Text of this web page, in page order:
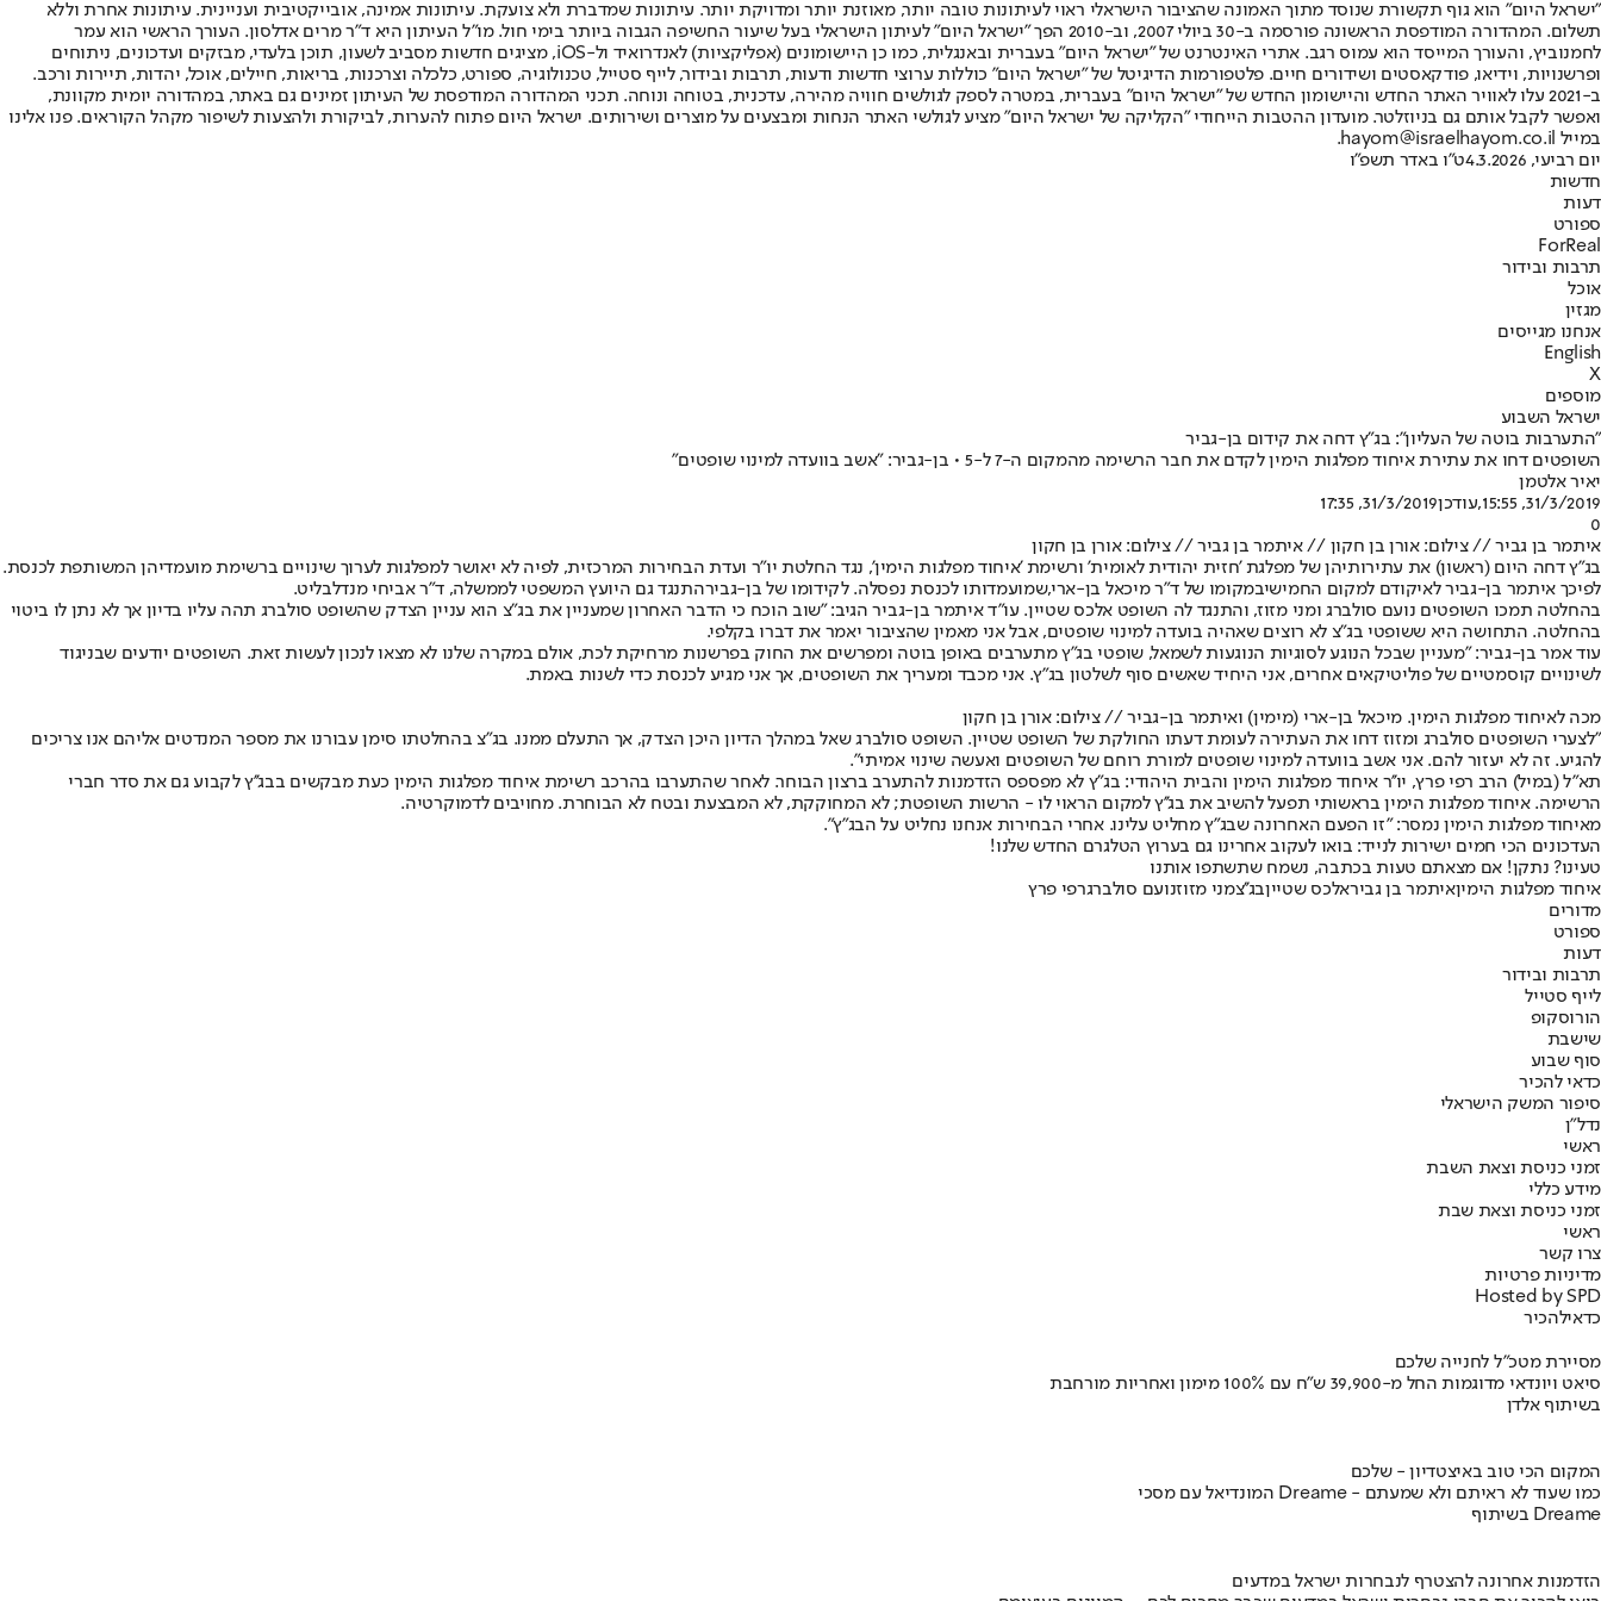
"ישראל היום" הוא גוף תקשורת שנוסד מתוך האמונה שהציבור הישראלי ראוי לעיתונות טובה יותר, מאוזנת יותר ומדויקת יותר. עיתונות שמדברת ולא צועקת. עיתונות אמינה, אובייקטיבית ועניינית. עיתונות אחרת וללא
תשלום. המהדורה המודפסת הראשונה פורסמה ב-30 ביולי 2007, וב-2010 הפך "ישראל היום" לעיתון הישראלי בעל שיעור החשיפה הגבוה ביותר בימי חול. מו"ל העיתון היא ד"ר מרים אדלסון. העורך הראשי הוא עמר
לחמנוביץ, והעורך המייסד הוא עמוס רגב. אתרי האינטרנט של "ישראל היום" בעברית ובאנגלית, כמו כן היישומונים (אפליקציות) לאנדרואיד ול-iOS, מציגים חדשות מסביב לשעון, תוכן בלעדי, מבזקים ועדכונים, ניתוחים
ופרשנויות, וידיאו, פודקאסטים ושידורים חיים. פלטפורמות הדיגיטל של "ישראל היום" כוללות ערוצי חדשות ודעות, תרבות ובידור, לייף סטייל, טכנולוגיה, ספורט, כלכלה וצרכנות, בריאות, חיילים, אוכל, יהדות, תיירות ורכב.
ב-2021 עלו לאוויר האתר החדש והיישומון החדש של "ישראל היום" בעברית, במטרה לספק לגולשים חוויה מהירה, עדכנית, בטוחה ונוחה. תכני המהדורה המודפסת של העיתון זמינים גם באתר, במהדורה יומית מקוונת,
ואפשר לקבל אותם גם בניוזלטר. מועדון ההטבות הייחודי "הקליקה של ישראל היום" מציע לגולשי האתר הנחות ומבצעים על מוצרים ושירותים. ישראל היום פתוח להערות, לביקורת ולהצעות לשיפור מקהל הקוראים. פנו אלינו
במייל hayom@israelhayom.co.il.
יום רביעי, 4.3.2026
ט"ו באדר תשפ"ו
חדשות
דעות
ספורט
ForReal
תרבות ובידור
אוכל
מגזין
אנחנו מגייסים
English
X
מוספים
ישראל השבוע
"התערבות בוטה של העליון": בג"ץ דחה את קידום בן-גביר
השופטים דחו את עתירת איחוד מפלגות הימין לקדם את חבר הרשימה מהמקום ה-7 ל-5 • בן-גביר: "אשב בוועדה למינוי שופטים"
יאיר אלטמן
31/3/2019, 15:55
,עודכן31/3/2019, 17:35
0
איתמר בן גביר // צילום: אורן בן חקון // איתמר בן גביר // צילום: אורן בן חקון
בג"ץ דחה היום (ראשון) את עתירותיהן של מפלגת 'חזית יהודית לאומית' ורשימת 'איחוד מפלגות הימין', נגד החלטת יו"ר ועדת הבחירות המרכזית, לפיה לא יאושר למפלגות לערוך שינויים ברשימת מועמדיהן המשותפת לכנסת.
לפיכך איתמר בן-גביר לאיקודם למקום החמישיבמקומו של ד"ר מיכאל בן-ארי,שמועמדותו לכנסת נפסלה. לקידומו של בן-גבירהתנגד גם היועץ המשפטי לממשלה, ד"ר אביחי מנדלבליט.
בהחלטה תמכו השופטים נועם סולברג ומני מזוז, והתנגד לה השופט אלכס שטיין. עו"ד איתמר בן-גביר הגיב: "שוב הוכח כי הדבר האחרון שמעניין את בג"צ הוא עניין הצדק שהשופט סולברג תהה עליו בדיון אך לא נתן לו ביטוי
בהחלטה. התחושה היא ששופטי בג"צ לא רוצים שאהיה בועדה למינוי שופטים, אבל אני מאמין שהציבור יאמר את דברו בקלפי.
עוד אמר בן-גביר: "מעניין שבכל הנוגע לסוגיות הנוגעות לשמאל, שופטי בג"ץ מתערבים באופן בוטה ומפרשים את החוק בפרשנות מרחיקת לכת, אולם במקרה שלנו לא מצאו לנכון לעשות זאת. השופטים יודעים שבניגוד
לשינויים קוסמטיים של פוליטיקאים אחרים, אני היחיד שאשים סוף לשלטון בג"ץ. אני מכבד ומעריך את השופטים, אך אני מגיע לכנסת כדי לשנות באמת.
מכה לאיחוד מפלגות הימין. מיכאל בן-ארי (מימין) ואיתמר בן-גביר // צילום: אורן בן חקון
"לצערי השופטים סולברג ומזוז דחו את העתירה לעומת דעתו החולקת של השופט שטיין. השופט סולברג שאל במהלך הדיון היכן הצדק, אך התעלם ממנו. בג"צ בהחלטתו סימן עבורנו את מספר המנדטים אליהם אנו צריכים
להגיע. זה לא יעזור להם. אני אשב בוועדה למינוי שופטים למורת רוחם של השופטים ואעשה שינוי אמיתי".
תא״ל (במיל) הרב רפי פרץ, יו''ר איחוד מפלגות הימין והבית היהודי: בג"ץ לא מפספס הזדמנות להתערב ברצון הבוחר. לאחר שהתערבו בהרכב רשימת איחוד מפלגות הימין כעת מבקשים בבג''ץ לקבוע גם את סדר חברי
הרשימה. איחוד מפלגות הימין בראשותי תפעל להשיב את בג''ץ למקום הראוי לו - הרשות השופטת; לא המחוקקת, לא המבצעת ובטח לא הבוחרת. מחויבים לדמוקרטיה.
מאיחוד מפלגות הימין נמסר: "זו הפעם האחרונה שבג"ץ מחליט עלינו. אחרי הבחירות אנחנו נחליט על הבג"ץ".
העדכונים הכי חמים ישירות לנייד: בואו לעקוב אחרינו גם בערוץ הטלגרם החדש שלנו!
טעינו? נתקן! אם מצאתם טעות בכתבה, נשמח שתשתפו אותנו
איחוד מפלגות הימיןאיתמר בן גביראלכס שטייןבג''צמני מזוזנועם סולברגרפי פרץ
מדורים
ספורט
דעות
תרבות ובידור
לייף סטייל
הורוסקופ
שישבת
סוף שבוע
כדאי להכיר
סיפור המשק הישראלי
נדל"ן
ראשי
זמני כניסת וצאת השבת
מידע כללי
זמני כניסת וצאת שבת
ראשי
צרו קשר
מדיניות פרטיות
Hosted by SPD
כדאילהכיר
מסיירת מטכ"ל לחנייה שלכם
סיאט ויונדאי מדוגמות החל מ-39,900 ש״ח עם 100% מימון ואחריות מורחבת
בשיתוף אלדן
המקום הכי טוב באיצטדיון - שלכם
המונדיאל עם מסכי Dreame - כמו שעוד לא ראיתם ולא שמעתם
בשיתוף Dreame
הזדמנות אחרונה להצטרף לנבחרות ישראל במדעים